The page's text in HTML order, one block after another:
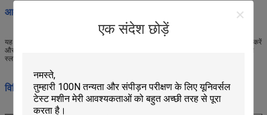
एक संदेश छोड़ें
आवेदनः
यह परीक्षक ऊर्ध्वाधर रिबाउंड द्वारा रबर की लचीलापन का परीक्षण करने के लिए है। परीक्षक को स्तरित करें
और नमूना के ऊपर एक दी गई ऊंचाई पर पिंपल उठाएं।पल्सर को उसके गाइडिंग रॉड पर स्वतंत्र रूप से
स्लाइड करने के लिए छोड़ दें और फिर 4 के लिए औसत लोच ऊंचाई रिकॉर्ड करें
विनिर्देशः